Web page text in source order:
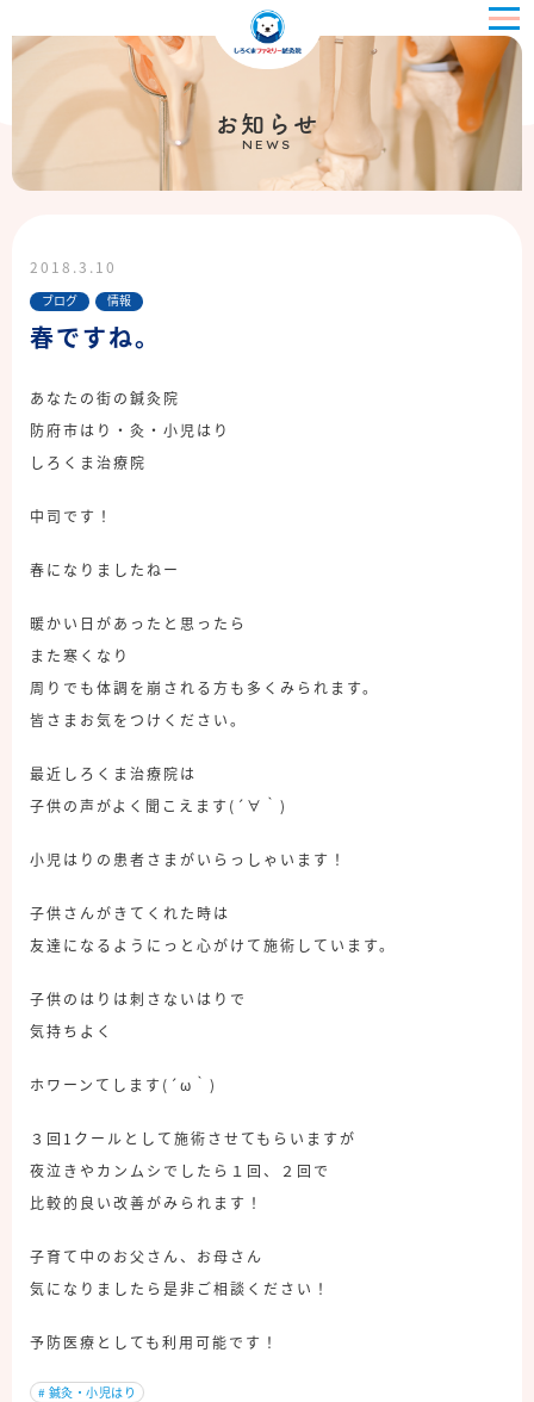
お知らせ
NEWS
2018.3.10
ブログ 情報
春ですね。
あなたの街の鍼灸院
防府市はり・灸・小児はり
しろくま治療院
中司です！
春になりましたねー
暖かい日があったと思ったら
また寒くなり
周りでも体調を崩される方も多くみられます。
皆さまお気をつけください。
最近しろくま治療院は
子供の声がよく聞こえます(´∀｀)
小児はりの患者さまがいらっしゃいます！
子供さんがきてくれた時は
友達になるようにっと心がけて施術しています。
子供のはりは刺さないはりで
気持ちよく
ホワーンてします(´ω｀)
３回1クールとして施術させてもらいますが
夜泣きやカンムシでしたら１回、２回で
比較的良い改善がみられます！
子育て中のお父さん、お母さん
気になりましたら是非ご相談ください！
予防医療としても利用可能です！
# 鍼灸・小児はり